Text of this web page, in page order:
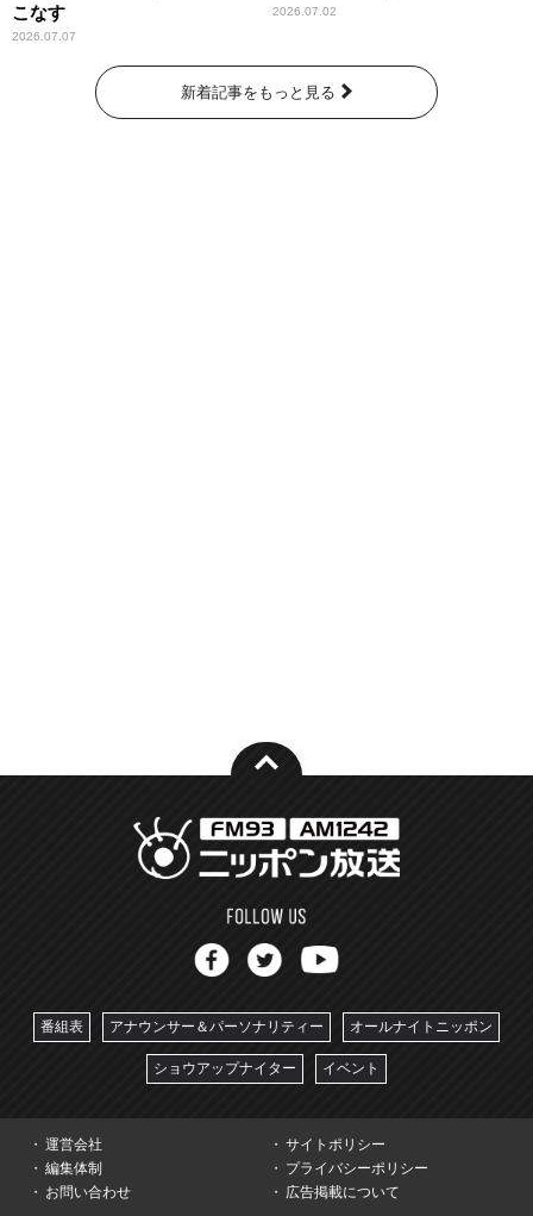
こなす
2026.07.07
2026.07.02
新着記事をもっと見る
番組表 アナウンサー＆パーソナリティー オールナイトニッポン
ショウアップナイター イベント
運営会社
サイトポリシー
編集体制
プライバシーポリシー
お問い合わせ
広告掲載について